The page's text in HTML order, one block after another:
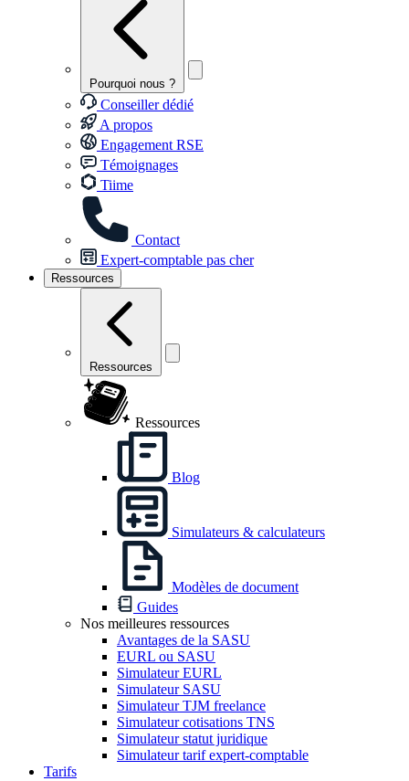
Pourquoi nous ?
Conseiller dédié
A propos
Engagement RSE
Témoignages
Tiime
Contact
Expert-comptable pas cher
Ressources
Ressources
Ressources
Blog
Simulateurs & calculateurs
Modèles de document
Guides
Nos meilleures ressources
Avantages de la SASU
EURL ou SASU
Simulateur EURL
Simulateur SASU
Simulateur TJM freelance
Simulateur cotisations TNS
Simulateur statut juridique
Simulateur tarif expert-comptable
Tarifs